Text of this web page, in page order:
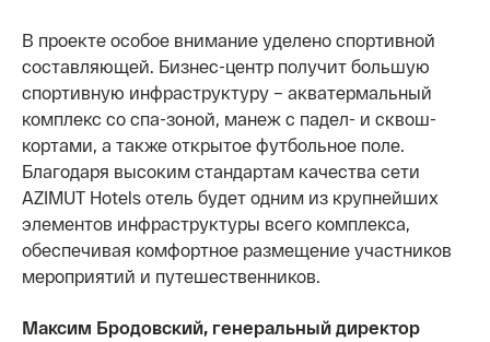
В проекте особое внимание уделено спортивной
составляющей. Бизнес-центр получит большую
спортивную инфраструктуру – акватермальный
комплекс со спа-зоной, манеж с падел- и сквош-
кортами, а также открытое футбольное поле.
Благодаря высоким стандартам качества сети
AZIMUT Hotels отель будет одним из крупнейших
элементов инфраструктуры всего комплекса,
обеспечивая комфортное размещение участников
мероприятий и путешественников.
Максим Бродовский, генеральный директор